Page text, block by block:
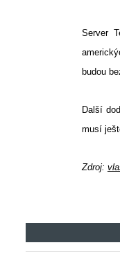
Server
budou
Další
musí
Zdroj: